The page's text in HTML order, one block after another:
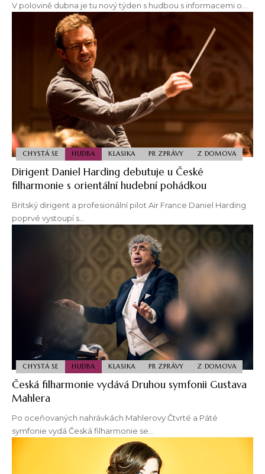
V polovině dubna je tu nový týden s hudbou s informacemi o…
CHYSTÁ SE HUDBA KLASIKA PR ZPRÁVY Z DOMOVA
Dirigent Daniel Harding debutuje u České
filharmonie s orientální hudební pohádkou
Britský dirigent a profesionální pilot Air France Daniel Harding
poprvé vystoupí s…
CHYSTÁ SE HUDBA KLASIKA PR ZPRÁVY Z DOMOVA
Česká filharmonie vydává Druhou symfonii Gustava
Mahlera
Po oceňovaných nahrávkách Mahlerovy Čtvrté a Páté
symfonie vydá Česká filharmonie se…